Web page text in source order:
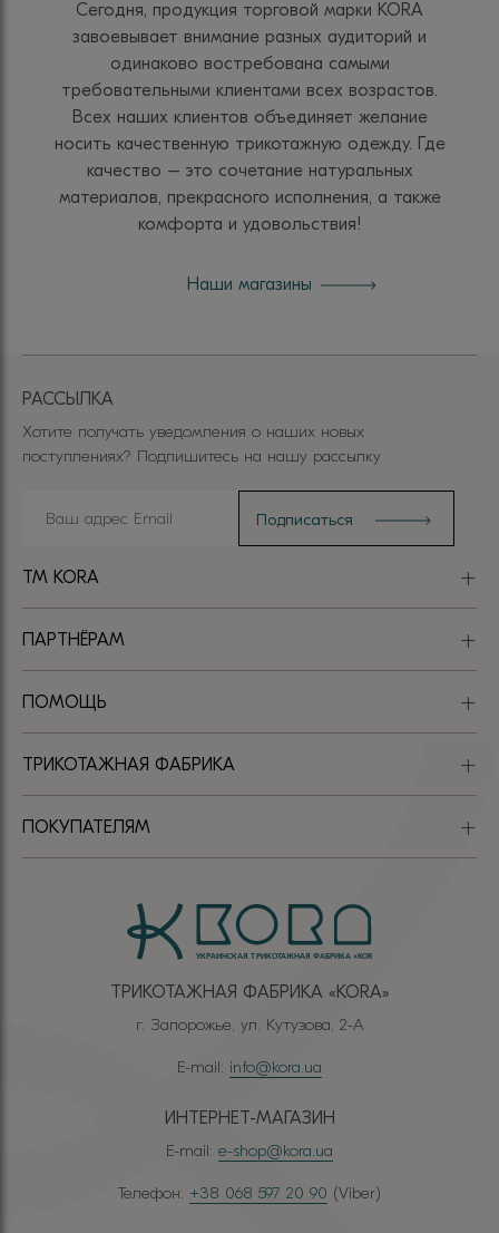
Сегодня, продукция торговой марки KORA
завоевывает внимание разных аудиторий и
одинаково востребована самыми
требовательными клиентами всех возрастов.
Всех наших клиентов объединяет желание
носить качественную трикотажную одежду. Где
качество – это сочетание натуральных
материалов, прекрасного исполнения, а также
комфорта и удовольствия!
Наши магазины
ТРИКОТАЖНАЯ ФАБРИКА «КОRА»
г. Запорожье, ул. Кутузова, 2-А
E-mail: info@kora.ua
ИНТЕРНЕТ-МАГАЗИН
E-mail: e-shop@kora.ua
Телефон: +38 068 597 20 90 (Viber)
TM KORA
ПАРТНЁРАМ
ПОМОЩЬ
ТРИКОТАЖНАЯ ФАБРИКА
ПОКУПАТЕЛЯМ
РАССЫЛКА
Хотите получать уведомления о наших новых
поступлениях? Подпишитесь на нашу рассылку